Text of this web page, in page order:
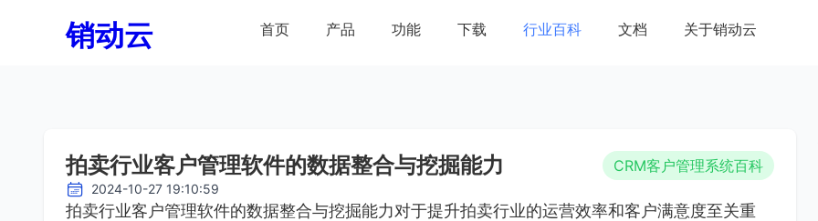
销动云 首页 产品 功能 下载 行业百科 文档 关于销动云
拍卖行业客户管理软件的数据整合与挖掘能力 CRM客户管理系统百科
2024-10-27 19:10:59
拍卖行业客户管理软件的数据整合与挖掘能力对于提升拍卖行业的运营效率和客户满意度至关重